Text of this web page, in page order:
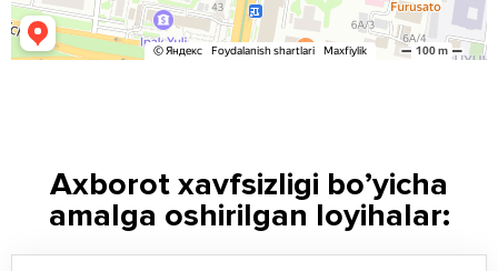
Axborot xavfsizligi bo’yicha
amalga oshirilgan loyihalar: